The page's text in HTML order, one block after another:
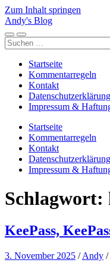
Zum Inhalt springen
Andy's Blog
Mobile-
Menü
Suchfeld
ein-/ausblenden
Suchen
nach:
Startseite
Kommentarregeln
Kontakt
Datenschutzerklärung
Impressum &
Startseite
Kommentarregeln
Kontakt
Datenschutzerklärung
Impressum &
Schlagwort:
KeePass,
3. November 2025 /Andy /